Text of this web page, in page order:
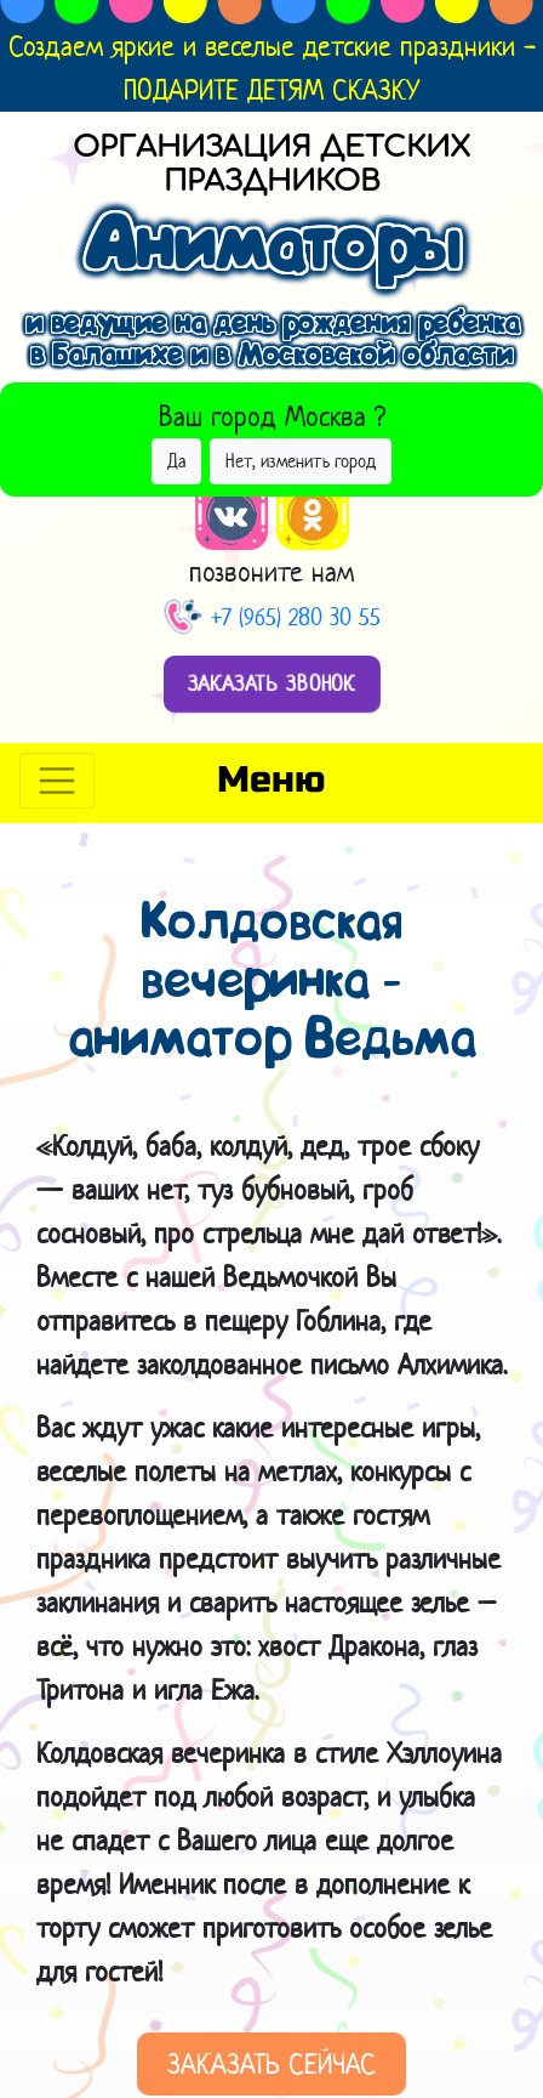
Создаем яркие и веселые детские праздники -
ПОДАРИТЕ ДЕТЯМ СКАЗКУ
ОРГАНИЗАЦИЯ ДЕТСКИХ
ПРАЗДНИКОВ
Аниматоры
и ведущие на день рождения ребенка
в Балашихе и в Московской области
Ваш город Москва ?
Да Нет, изменить город
ВЫБРАТЬ ДРУГОЙ ГОРОД
позвоните нам
+7 (965) 280 30 55
ЗАКАЗАТЬ ЗВОНОК
Меню
Колдовская
вечеринка -
аниматор Ведьма
«Колдуй, баба, колдуй, дед, трое сбоку
— ваших нет, туз бубновый, гроб
сосновый, про стрельца мне дай ответ!».
Вместе с нашей Ведьмочкой Вы
отправитесь в пещеру Гоблина, где
найдете заколдованное письмо Алхимика.
Вас ждут ужас какие интересные игры,
веселые полеты на метлах, конкурсы с
перевоплощением, а также гостям
праздника предстоит выучить различные
заклинания и сварить настоящее зелье –
всё, что нужно это: хвост Дракона, глаз
Тритона и игла Ежа.
Колдовская вечеринка в стиле Хэллоуина
подойдет под любой возраст, и улыбка
не спадет с Вашего лица еще долгое
время! Именник после в дополнение к
торту сможет приготовить особое зелье
для гостей!
ЗАКАЗАТЬ СЕЙЧАС